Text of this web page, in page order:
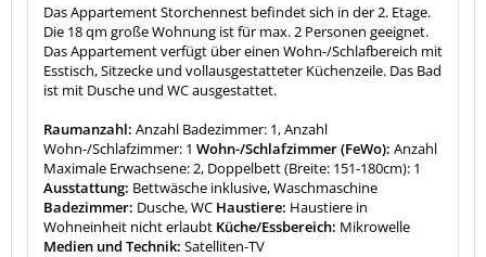
Das Appartement Storchennest befindet sich in der 2. Etage.
Die 18 qm große Wohnung ist für max. 2 Personen geeignet.
Das Appartement verfügt über einen Wohn-/Schlafbereich mit
Esstisch, Sitzecke und vollausgestatteter Küchenzeile. Das Bad
ist mit Dusche und WC ausgestattet.
Raumanzahl: Anzahl Badezimmer: 1, Anzahl
Wohn-/Schlafzimmer: 1 Wohn-/Schlafzimmer (FeWo): Anzahl
Maximale Erwachsene: 2, Doppelbett (Breite: 151-180cm): 1
Ausstattung: Bettwäsche inklusive, Waschmaschine
Badezimmer: Dusche, WC Haustiere: Haustiere in
Wohneinheit nicht erlaubt Küche/Essbereich: Mikrowelle
Medien und Technik: Satelliten-TV